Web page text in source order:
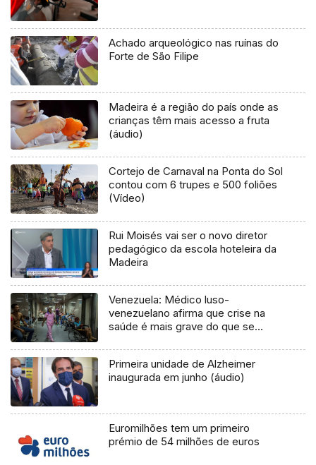
Achado arqueológico nas ruínas do
Forte de São Filipe
Madeira é a região do país onde as
crianças têm mais acesso a fruta
(áudio)
Cortejo de Carnaval na Ponta do Sol
contou com 6 trupes e 500 foliões
(Vídeo)
Rui Moisés vai ser o novo diretor
pedagógico da escola hoteleira da
Madeira
Venezuela: Médico luso-
venezuelano afirma que crise na
saúde é mais grave do que se
Primeira unidade de Alzheimer
inaugurada em junho (áudio)
Euromilhões tem um primeiro
prémio de 54 milhões de euros